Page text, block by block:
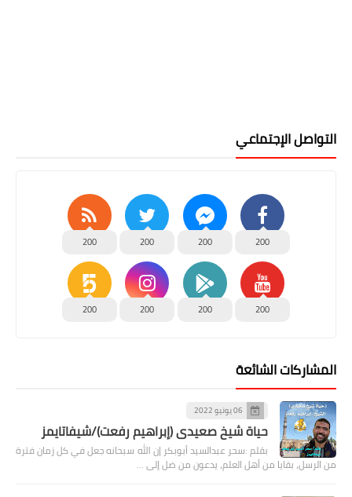
التواصل الإجتماعي
200
200
200
200
200
200
200
200
المشاركات الشائعة
06 يونيو 2022
حياة شيخ صعيدى (إبراهيم رفعت)/شيفاتايمز
بقلم :سحر عبدالسيد أبوبكر إن الله سبحانه جعل في كل زمان فترة
من الرسل، بقايا من أهل العلم، يدعون من ضل إلى …